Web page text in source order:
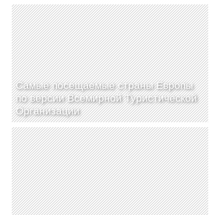
Самые посещаемые страны Европы
по версии Всемирной Туристической
Организации